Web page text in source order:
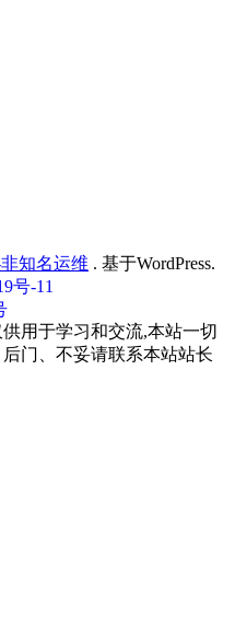
知名运维 . 基于WordPress.
号-11
用于学习和交流,本站一切
门、不妥请联系本站站长